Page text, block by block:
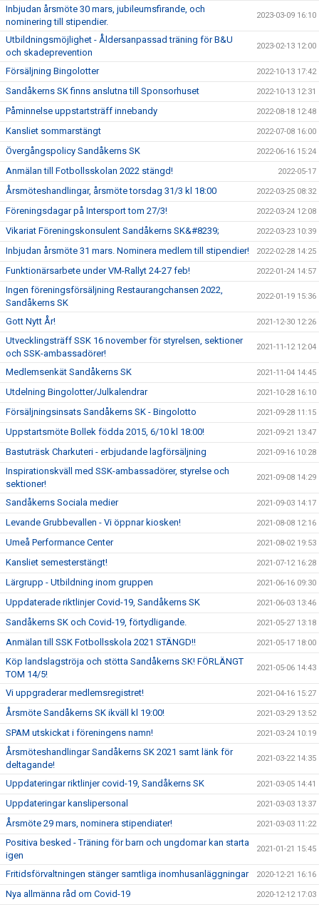
Inbjudan årsmöte 30 mars, jubileumsfirande, och
nominering till stipendier.
2023-03-09 16:10
Utbildningsmöjlighet - Åldersanpassad träning för B&U
och skadeprevention
2023-02-13 12:00
Försäljning Bingolotter 2022-10-13 17:42
Sandåkerns SK finns anslutna till Sponsorhuset 2022-10-13 12:31
Påminnelse uppstartsträff innebandy 2022-08-18 12:48
Kansliet sommarstängt 2022-07-08 16:00
Övergångspolicy Sandåkerns SK 2022-06-16 15:24
Anmälan till Fotbollsskolan 2022 stängd! 2022-05-17
Årsmöteshandlingar, årsmöte torsdag 31/3 kl 18:00 2022-03-25 08:32
Föreningsdagar på Intersport tom 27/3! 2022-03-24 12:08
Vikariat Föreningskonsulent Sandåkerns SK&#8239; 2022-03-23 10:39
Inbjudan årsmöte 31 mars. Nominera medlem till stipendier! 2022-02-28 14:25
Funktionärsarbete under VM-Rallyt 24-27 feb! 2022-01-24 14:57
Ingen föreningsförsäljning Restaurangchansen 2022,
Sandåkerns SK
2022-01-19 15:36
Gott Nytt År! 2021-12-30 12:26
Utvecklingsträff SSK 16 november för styrelsen, sektioner
och SSK-ambassadörer!
2021-11-12 12:04
Medlemsenkät Sandåkerns SK 2021-11-04 14:45
Utdelning Bingolotter/Julkalendrar 2021-10-28 16:10
Försäljningsinsats Sandåkerns SK - Bingolotto 2021-09-28 11:15
Uppstartsmöte Bollek födda 2015, 6/10 kl 18:00! 2021-09-21 13:47
Bastuträsk Charkuteri - erbjudande lagförsäljning 2021-09-16 10:28
Inspirationskväll med SSK-ambassadörer, styrelse och
sektioner!
2021-09-08 14:29
Sandåkerns Sociala medier 2021-09-03 14:17
Levande Grubbevallen - Vi öppnar kiosken! 2021-08-08 12:16
Umeå Performance Center 2021-08-02 19:53
Kansliet semesterstängt! 2021-07-12 16:28
Lärgrupp - Utbildning inom gruppen 2021-06-16 09:30
Uppdaterade riktlinjer Covid-19, Sandåkerns SK 2021-06-03 13:46
Sandåkerns SK och Covid-19, förtydligande. 2021-05-27 13:18
Anmälan till SSK Fotbollsskola 2021 STÄNGD!! 2021-05-17 18:00
Köp landslagströja och stötta Sandåkerns SK! FÖRLÄNGT
TOM 14/5!
2021-05-06 14:43
Vi uppgraderar medlemsregistret! 2021-04-16 15:27
Årsmöte Sandåkerns SK ikväll kl 19:00! 2021-03-29 13:52
SPAM utskickat i föreningens namn! 2021-03-24 10:19
Årsmöteshandlingar Sandåkerns SK 2021 samt länk för
deltagande!
2021-03-22 14:35
Uppdateringar riktlinjer covid-19, Sandåkerns SK 2021-03-05 14:41
Uppdateringar kanslipersonal 2021-03-03 13:37
Årsmöte 29 mars, nominera stipendiater! 2021-03-03 11:22
Positiva besked - Träning för barn och ungdomar kan starta
igen
2021-01-21 15:45
Fritidsförvaltningen stänger samtliga inomhusanläggningar 2020-12-21 16:16
Nya allmänna råd om Covid-19 2020-12-12 17:03